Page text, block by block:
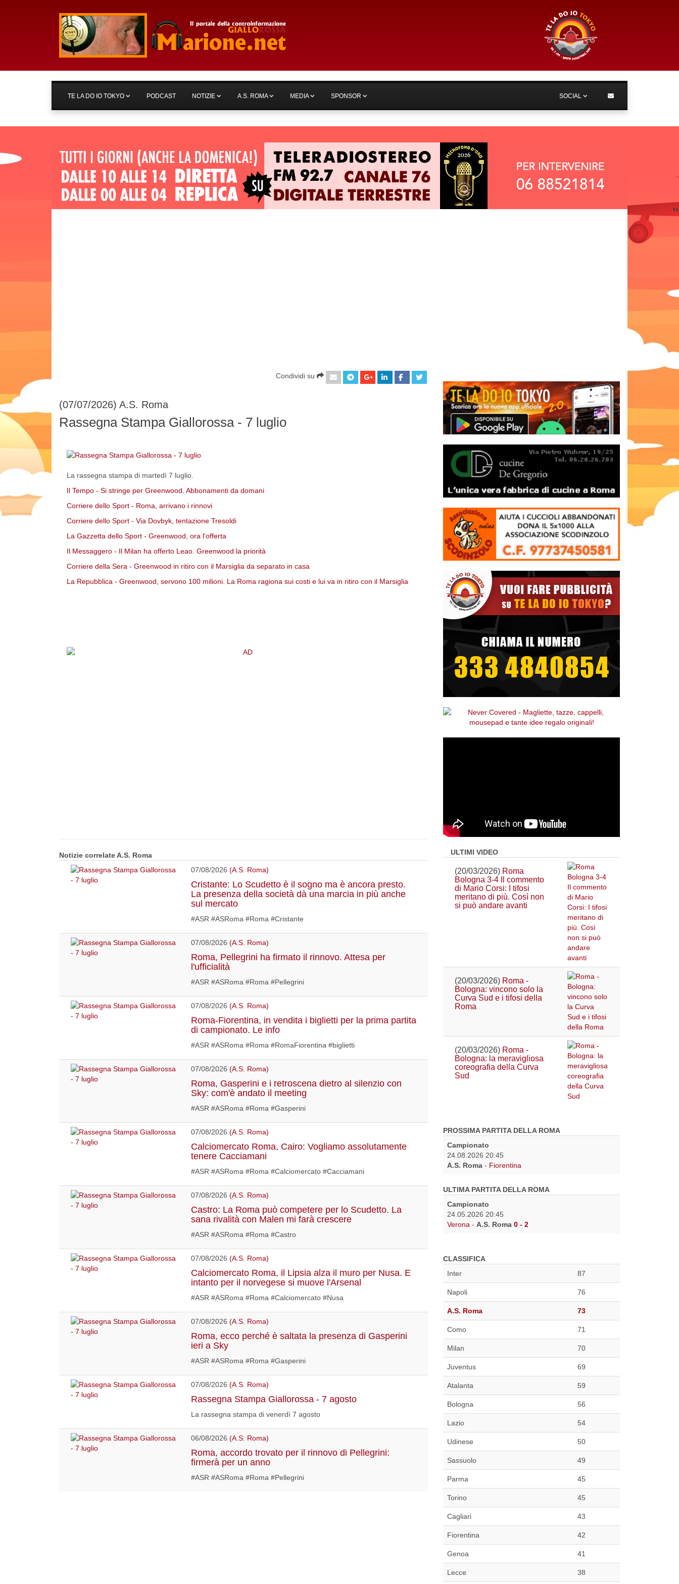
TE LA DO IO TOKYO PODCAST NOTIZIE A.S. ROMA MEDIA SPONSOR SOCIAL
Condividi su
(07/07/2026) A.S. Roma
Rassegna Stampa Giallorossa - 7 luglio
La rassegna stampa di martedì 7 luglio.
Il Tempo - Si stringe per Greenwood. Abbonamenti da domani
Corriere dello Sport - Roma, arrivano i rinnovi
Corriere dello Sport - Via Dovbyk, tentazione Tresoldi
La Gazzetta dello Sport - Greenwood, ora l'offerta
Il Messaggero - Il Milan ha offerto Leao. Greenwood la priorità
Corriere della Sera - Greenwood in ritiro con il Marsiglia da separato in casa
La Repubblica - Greenwood, servono 100 milioni. La Roma ragiona sui costi e lui va in ritiro con il Marsiglia
Notizie correlate A.S. Roma
07/08/2026 (A.S. Roma)
Cristante: Lo Scudetto è il sogno ma è ancora presto.
La presenza della società dà una marcia in più anche
sul mercato
#ASR #ASRoma #Roma #Cristante
07/08/2026 (A.S. Roma)
Roma, Pellegrini ha firmato il rinnovo. Attesa per
l'ufficialità
#ASR #ASRoma #Roma #Pellegrini
07/08/2026 (A.S. Roma)
Roma-Fiorentina, in vendita i biglietti per la prima partita
di campionato. Le info
#ASR #ASRoma #Roma #RomaFiorentina #biglietti
07/08/2026 (A.S. Roma)
Roma, Gasperini e i retroscena dietro al silenzio con
Sky: com'è andato il meeting
#ASR #ASRoma #Roma #Gasperini
07/08/2026 (A.S. Roma)
Calciomercato Roma, Cairo: Vogliamo assolutamente
tenere Cacciamani
#ASR #ASRoma #Roma #Calciomercato #Cacciamani
07/08/2026 (A.S. Roma)
Castro: La Roma può competere per lo Scudetto. La
sana rivalità con Malen mi farà crescere
#ASR #ASRoma #Roma #Castro
07/08/2026 (A.S. Roma)
Calciomercato Roma, il Lipsia alza il muro per Nusa. E
intanto per il norvegese si muove l'Arsenal
#ASR #ASRoma #Roma #Calciomercato #Nusa
07/08/2026 (A.S. Roma)
Roma, ecco perché è saltata la presenza di Gasperini
ieri a Sky
#ASR #ASRoma #Roma #Gasperini
07/08/2026 (A.S. Roma)
Rassegna Stampa Giallorossa - 7 agosto
La rassegna stampa di venerdì 7 agosto
06/08/2026 (A.S. Roma)
Roma, accordo trovato per il rinnovo di Pellegrini:
firmerà per un anno
#ASR #ASRoma #Roma #Pellegrini
ULTIMI VIDEO
(20/03/2026) Roma
Bologna 3-4 Il commento
di Mario Corsi: I tifosi
meritano di più. Così non
si può andare avanti
(20/03/2026) Roma -
Bologna: vincono solo la
Curva Sud e i tifosi della
Roma
(20/03/2026) Roma -
Bologna: la meravigliosa
coreografia della Curva
Sud
PROSSIMA PARTITA DELLA ROMA
Campionato
24.08.2026 20:45
A.S. Roma - Fiorentina
ULTIMA PARTITA DELLA ROMA
Campionato
24.05.2026 20:45
Verona - A.S. Roma 0 - 2
CLASSIFICA
Inter
87
Napoli 76
A.S. Roma 73
Como 71
Milan 70
Juventus 69
Atalanta 59
Bologna 56
Lazio 54
Udinese 50
Sassuolo 49
Parma 45
Torino 45
Cagliari 43
Fiorentina 42
Genoa 41
Lecce 38